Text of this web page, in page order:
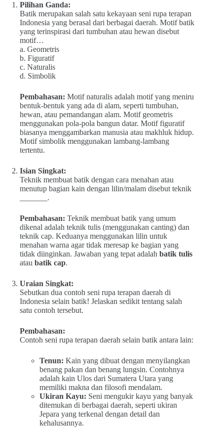
Pilihan Ganda:
Batik merupakan salah satu kekayaan seni rupa terapan
Indonesia yang berasal dari berbagai daerah. Motif batik
yang terinspirasi dari tumbuhan atau hewan disebut
motif…
a. Geometris
b. Figuratif
c. Naturalis
d. Simbolik
Pembahasan: Motif naturalis adalah motif yang meniru
bentuk-bentuk yang ada di alam, seperti tumbuhan,
hewan, atau pemandangan alam. Motif geometris
menggunakan pola-pola bangun datar. Motif figuratif
biasanya menggambarkan manusia atau makhluk hidup.
Motif simbolik menggunakan lambang-lambang
tertentu.
Isian Singkat:
Teknik membuat batik dengan cara menahan atau
menutup bagian kain dengan lilin/malam disebut teknik
_______.
Pembahasan: Teknik membuat batik yang umum
dikenal adalah teknik tulis (menggunakan canting) dan
teknik cap. Keduanya menggunakan lilin untuk
menahan warna agar tidak meresap ke bagian yang
tidak diinginkan. Jawaban yang tepat adalah batik tulis
atau batik cap.
Uraian Singkat:
Sebutkan dua contoh seni rupa terapan daerah di
Indonesia selain batik! Jelaskan sedikit tentang salah
satu contoh tersebut.
Pembahasan:
Contoh seni rupa terapan daerah selain batik antara lain:
Tenun: Kain yang dibuat dengan menyilangkan
benang pakan dan benang lungsin. Contohnya
adalah kain Ulos dari Sumatera Utara yang
memiliki makna dan filosofi mendalam.
Ukiran Kayu: Seni mengukir kayu yang banyak
ditemukan di berbagai daerah, seperti ukiran
Jepara yang terkenal dengan detail dan
kehalusannya.